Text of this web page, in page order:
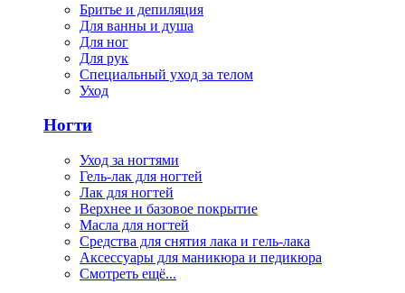
Бритье и депиляция
Для ванны и душа
Для ног
Для рук
Специальный уход за телом
Уход
Ногти
Уход за ногтями
Гель-лак для ногтей
Лак для ногтей
Верхнее и базовое покрытие
Масла для ногтей
Средства для снятия лака и гель-лака
Аксессуары для маникюра и педикюра
Смотреть ещё...